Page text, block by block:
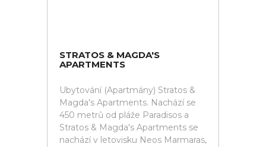
STRATOS & MAGDA'S
APARTMENTS
Ubytování (Apartmány) Stratos &
Magda's Apartments. Nachází se
450 metrů od pláže Paradisos a
Stratos & Magda's Apartments se
nachází v letovisku Neos Marmaras,